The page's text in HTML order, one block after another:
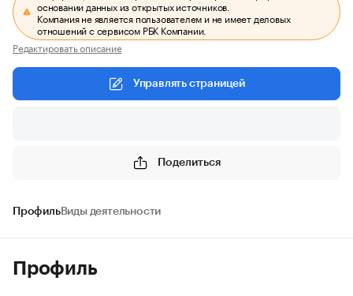
основании данных из открытых источников.
Компания не является пользователем и не имеет деловых
отношений с сервисом РБК Компании.
Редактировать описание
Управлять страницей
Поделиться
ПрофильВиды деятельности
Профиль